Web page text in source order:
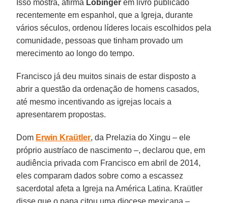
Isso mostra, afirma Lobinger em livro publicado
recentemente em espanhol, que a Igreja, durante
vários séculos, ordenou líderes locais escolhidos pela
comunidade, pessoas que tinham provado um
merecimento ao longo do tempo.
Francisco já deu muitos sinais de estar disposto a
abrir a questão da ordenação de homens casados,
até mesmo incentivando as igrejas locais a
apresentarem propostas.
Dom Erwin Kraütler, da Prelazia do Xingu – ele
próprio austríaco de nascimento –, declarou que, em
audiência privada com Francisco em abril de 2014,
eles comparam dados sobre como a escassez
sacerdotal afeta a Igreja na América Latina. Kraütler
disse que o papa citou uma diocese mexicana –